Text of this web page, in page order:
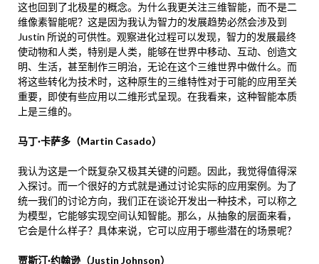
这也回到了北极星的概念。为什么我更关注三维智能，而不是二
维像素智能呢？这是因为我认为智力的发展趋势必然会涉及到
Justin 所说的可供性。观察进化过程可以发现，智力的发展最终
使动物和人类，特别是人类，能够在世界中移动、互动、创造文
明、生活，甚至制作三明治，无论在这个三维世界中做什么。而
将这些转化为技术时，这种原生的三维特性对于可能的应用至关
重要，即使有些应用以二维形式呈现。在我看来，这种智能本质
上是三维的。
马丁·卡萨多（Martin Casado）
我认为这是一个既复杂又极其关键的问题。因此，我觉得值得深
入探讨。而一个很好的方式就是通过讨论实际的应用案例。为了
统一我们的讨论方向，我们正在谈论开发出一种技术，可以称之
为模型，它能够实现空间认知智能。那么，从抽象的层面来看，
它会是什么样子？具体来说，它可以应用于哪些潜在的场景呢？
贾斯汀·约翰逊（Justin Johnson）